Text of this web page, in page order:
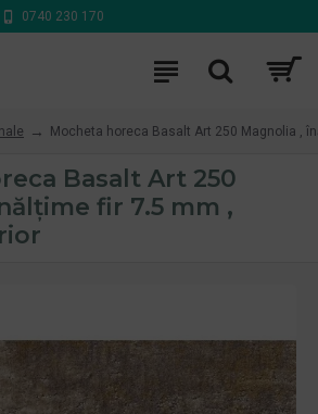
0740 230 170
Mocheta horeca Basalt Art 250 Magnolia ,
Basalt Art 250
fir 7.5 mm ,